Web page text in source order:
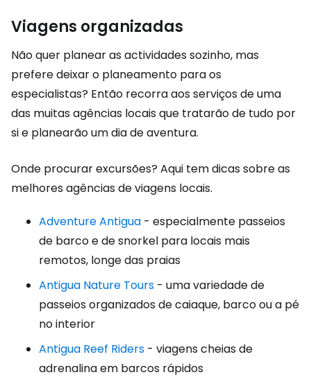
Viagens organizadas
Não quer planear as actividades sozinho, mas
prefere deixar o planeamento para os
especialistas? Então recorra aos serviços de uma
das muitas agências locais que tratarão de tudo por
si e planearão um dia de aventura.
Onde procurar excursões? Aqui tem dicas sobre as
melhores agências de viagens locais.
Adventure Antigua - especialmente passeios
de barco e de snorkel para locais mais
remotos, longe das praias
Antigua Nature Tours - uma variedade de
passeios organizados de caiaque, barco ou a pé
no interior
Antigua Reef Riders - viagens cheias de
adrenalina em barcos rápidos